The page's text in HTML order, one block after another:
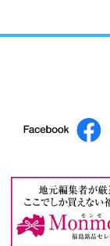
西会津町
石川町
小野町